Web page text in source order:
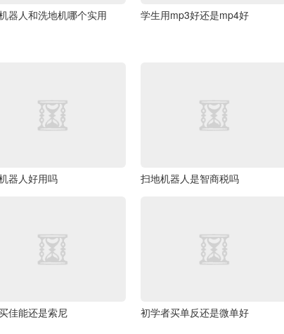
器人和洗地机哪个实用 学生用mp3好还是mp4好
器人好用吗 扫地机器人是智商税吗
佳能还是索尼 初学者买单反还是微单好